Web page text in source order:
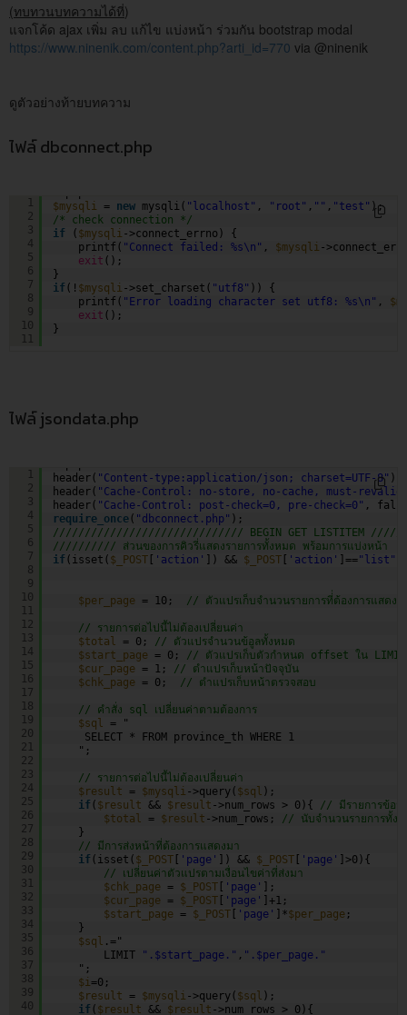
(ทบทวนบทความได้ที่)
แจกโค้ด ajax เพิ่ม ลบ แก้ไข แบ่งหน้า ร่วมกัน bootstrap modal
https://www.ninenik.com/content.php?arti_id=770 via @ninenik
ดูตัวอย่างท้ายบทความ
ไฟล์ dbconnect.php
1
2
3
4
5
6
7
8
9
10
11
$mysqli
= new mysqli( "localhost" , "root" , "" , "test" );
/* check connection */
if
( $mysqli ->connect_errno) {
printf( "Connect failed: %s\n" , $mysqli -
exit ();
}
if (! $mysqli ->set_charset( "utf8" )) {
printf( "Error loading character set utf8: %s\n" ,
exit ();
}
ไฟล์ jsondata.php
1
2
3
4
5
6
7
8
9
10
11
12
13
14
15
16
17
18
19
20
21
22
23
24
25
26
27
28
29
30
31
32
33
34
35
36
37
38
39
40
header( "Content-type:application/json; charset=UTF-8"
header( "Cache-Control: no-store, no-cache, must-
header( "Cache-Control: post-check=0, pre-check=0" ,
require_once ( "dbconnect.php" );
////////////////////////////// BEGIN GET
////////// ส่วนของการคิวรี่แสดงรายการทั้งหมด พร้อมการแบ่งหน้า
if (isset( $_POST [ 'action' ]) && $_POST [ 'action' ]=="list"
$per_page = 10; // ตัวแปรเก็บจำนวนรายการที่่ต้องการแสดง
// รายการต่อไปนี้ไม่ต้องเปลี่ยนค่า
$total
= 0;
// ตัวแปรจำนวนข้อูลทั้งหมด
$start_page = 0;
// ตัวแปรเก็บตัวกำหนด offset ใน
$cur_page = 1;
// ตำแปรเก็บหน้าปัจจุบัน
$chk_page = 0; // ตำแปรเก็บหน้าตรวจสอบ
// คำสั่ง sql เปลี่ยนค่าตามต้องการ
$sql
= "
SELECT * FROM province_th WHERE 1
";
// รายการต่อไปนี้ไม่ต้องเปลี่ยนค่า
$result = $mysqli ->query( $sql );
if ( $result && $result ->num_rows > 0){
// มีรายการข้อมู
$total
= $result ->num_rows;
// นับจำนวนรายการทั้ง
}
// มีการส่งหน้าที่ต้องการแสดงมา
if (isset( $_POST [ 'page' ]) && $_POST [ 'page' ]>0){
// เปลี่ยนค่าตัวแปรตามเงื่อนไขค่าที่ส่งมา
$chk_page = $_POST [ 'page' ];
$cur_page = $_POST [ 'page' ]+1;
$start_page = $_POST [ 'page' ]*$per_page ;
}
$sql .="
LIMIT
".$start_page." , ".$per_page."
";
$i =0;
$result = $mysqli ->query( $sql );
if ( $result && $result ->num_rows > 0){